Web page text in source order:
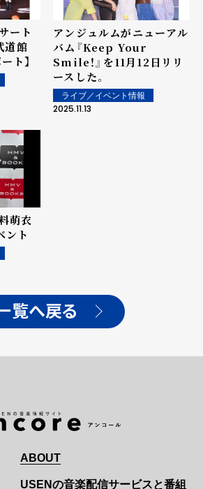
ート
道館
ト】
アンジュルムがニューアル
バム『Keep Your
Smile！』を11月12日リリ
ースした。
ライブ／イベント情報
2025.11.13
萌衣
ント
覧へ戻る
ABOUT
USENの音楽配信サービスと番組